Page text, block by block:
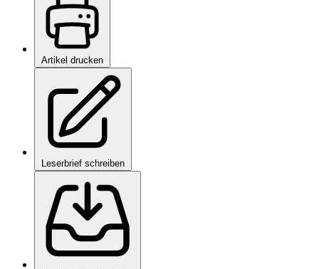
Artikel drucken
Leserbrief schreiben